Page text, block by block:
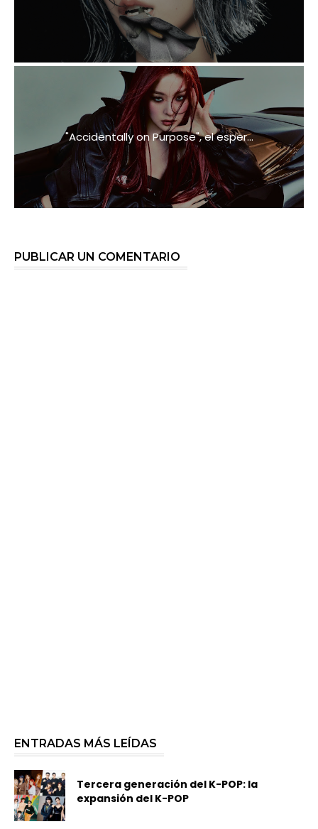
"Accidentally on Purpose", el esper...
PUBLICAR UN COMENTARIO
ENTRADAS MÁS LEÍDAS
Tercera generación del K-POP: la
expansión del K-POP